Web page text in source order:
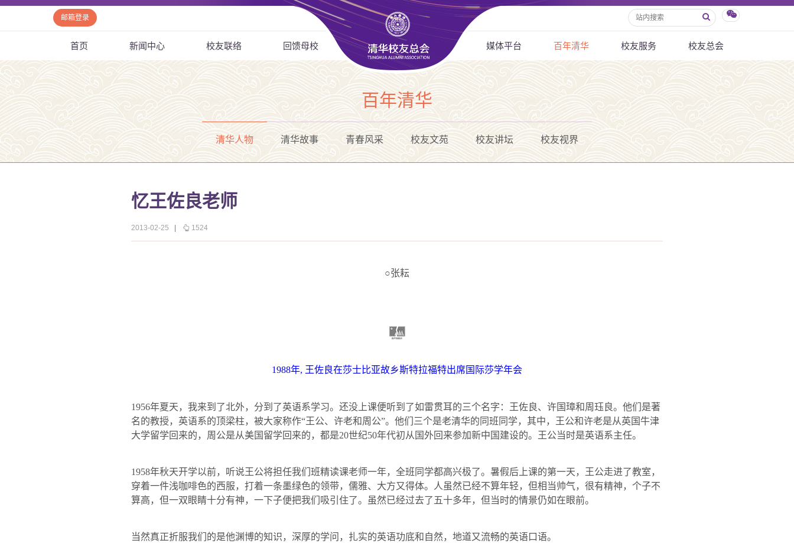
邮箱登录
首页 新闻中心 校友联络 回馈母校 媒体平台 百年清华 校友服务 校友总会
百年清华
清华人物 清华故事 青春风采 校友文苑 校友讲坛 校友视界
忆王佐良老师
2013-02-25 1524
○张耘
1988年, 王佐良在莎士比亚故乡斯特拉福特出席国际莎学年会
1956年夏天，我来到了北外，分到了英语系学习。还没上课便听到了如雷贯耳的三个名字：王佐良、许国璋和周珏良。他们是著
名的教授，英语系的顶梁柱，被大家称作“王公、许老和周公”。他们三个是老清华的同班同学，其中，王公和许老是从英国牛津
大学留学回来的，周公是从美国留学回来的，都是20世纪50年代初从国外回来参加新中国建设的。王公当时是英语系主任。
1958年秋天开学以前，听说王公将担任我们班精读课老师一年，全班同学都高兴极了。暑假后上课的第一天，王公走进了教室，
穿着一件浅咖啡色的西服，打着一条墨绿色的领带，儒雅、大方又得体。人虽然已经不算年轻，但相当帅气，很有精神，个子不
算高，但一双眼睛十分有神，一下子便把我们吸引住了。虽然已经过去了五十多年，但当时的情景仍如在眼前。
当然真正折服我们的是他渊博的知识，深厚的学问，扎实的英语功底和自然，地道又流畅的英语口语。